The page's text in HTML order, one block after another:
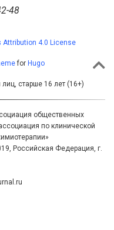
48
Attribution 4.0 License
for Hugo
старше 16 лет (16+)
общественных
по клинической
Российская Федерация, г.